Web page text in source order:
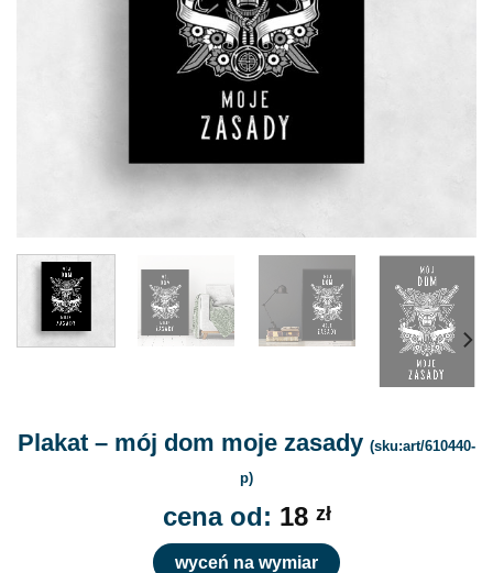
Plakat – mój dom moje zasady (sku:art/610440-
p)
cena od: 18 zł
wyceń na wymiar